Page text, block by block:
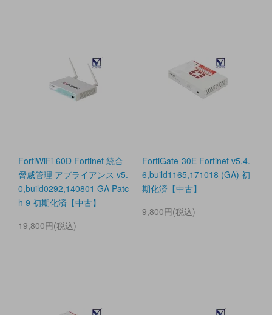
FortiWiFi-60D Fortinet 統合
脅威管理 アプライアンス v5.
0,build0292,140801 GA Patc
h 9 初期化済【中古】
19,800円(税込)
FortiGate-30E Fortinet v5.4.
6,build1165,171018 (GA) 初
期化済【中古】
9,800円(税込)